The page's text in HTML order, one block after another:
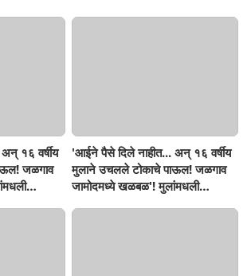
१६ वर्षीय
जळगाव
'आईने पैसे दिले नाहीत... अन् १६ वर्षीय
मुलाने उचलले टोकाचे पाऊल! जळगाव
जामोदमध्ये खळबळ'! मुलांमधली